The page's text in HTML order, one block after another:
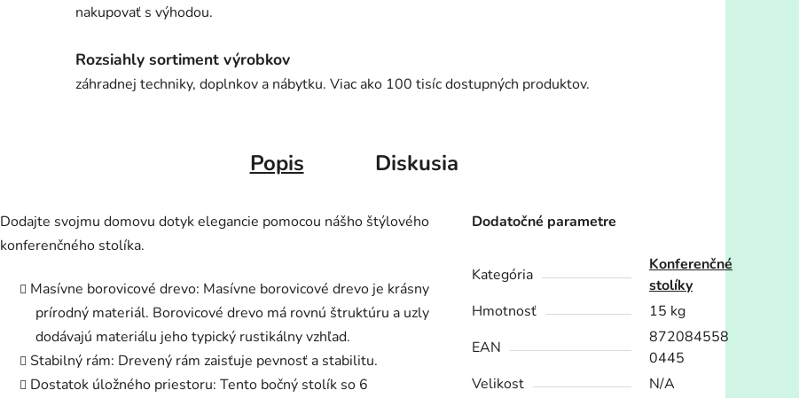
nakupovať s výhodou.
Rozsiahly sortiment výrobkov
záhradnej techniky, doplnkov a nábytku. Viac ako 100 tisíc dostupných produktov.
Popis Diskusia
Dodajte svojmu domovu dotyk elegancie pomocou nášho štýlového
konferenčného stolíka.
Masívne borovicové drevo: Masívne borovicové drevo je krásny
prírodný materiál. Borovicové drevo má rovnú štruktúru a uzly
dodávajú materiálu jeho typický rustikálny vzhľad.
Stabilný rám: Drevený rám zaisťuje pevnosť a stabilitu.
Dostatok úložného priestoru: Tento bočný stolík so 6
Dodatočné parametre
Kategória
Konferenčné
stolíky
Hmotnosť
15 kg
EAN
872084558
0445
Velikost
N/A